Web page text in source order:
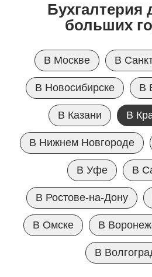
Бухгалтерия
больших
В Москве В
В Новосибирске В
В Казани В
В Нижнем Новгороде
В Уфе В
В Ростове-на-Дону
В Омске В
В